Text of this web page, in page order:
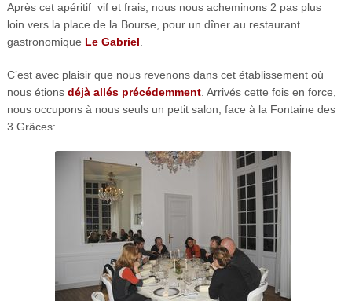
Après cet apéritif vif et frais, nous nous acheminons 2 pas plus
loin vers la place de la Bourse, pour un dîner au restaurant
gastronomique Le Gabriel
C’est avec plaisir que nous revenons dans cet établissement où
nous étions déjà allés précédemment. Arrivés cette fois en force,
nous occupons à nous seuls un petit salon, face à la Fontaine des
3 Grâces: